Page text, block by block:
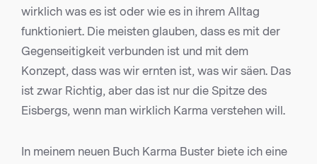
wirklich was es ist oder wie es in ihrem Alltag
funktioniert. Die meisten glauben, dass es mit der
Gegenseitigkeit verbunden ist und mit dem
Konzept, dass was wir ernten ist, was wir säen. Das
ist zwar Richtig, aber das ist nur die Spitze des
Eisbergs, wenn man wirklich Karma verstehen will.
In meinem neuen Buch Karma Buster biete ich eine